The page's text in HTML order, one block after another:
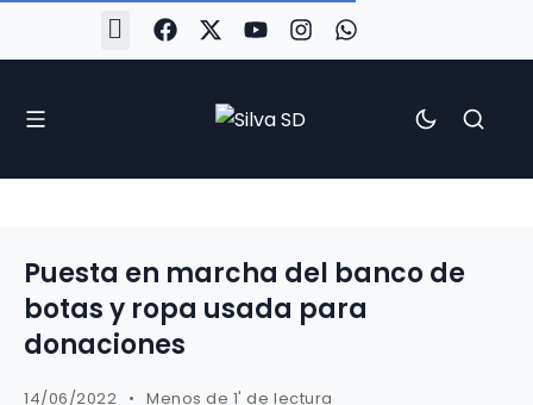
Puesta en marcha del banco de
botas y ropa usada para
donaciones
14/06/2022 Menos de 1' de lectura